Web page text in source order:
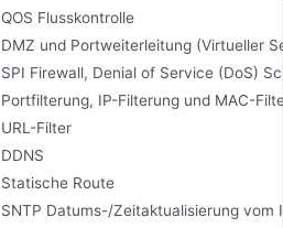
QOS Flusskontrolle
DMZ und Portweiterleitung (Virtueller
SPI Firewall, Denial of Service (DoS)
Portfilterung, IP-Filterung und MAC-
URL-Filter
DDNS
Statische Route
SNTP Datums-/Zeitaktualisierung